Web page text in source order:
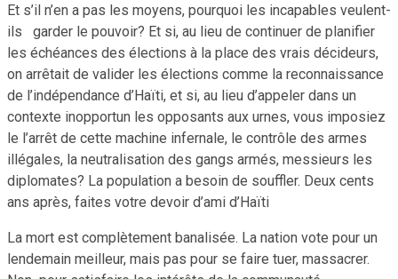
Et s’il n’en a pas les moyens, pourquoi les incapables veulent-
ils garder le pouvoir? Et si, au lieu de continuer de planifier
les échéances des élections à la place des vrais décideurs,
on arrêtait de valider les élections comme la reconnaissance
de l’indépendance d’Haïti, et si, au lieu d’appeler dans un
contexte inopportun les opposants aux urnes, vous imposiez
le l’arrêt de cette machine infernale, le contrôle des armes
illégales, la neutralisation des gangs armés, messieurs les
diplomates? La population a besoin de souffler. Deux cents
ans après, faites votre devoir d’ami d’Haïti
La mort est complètement banalisée. La nation vote pour un
lendemain meilleur, mais pas pour se faire tuer, massacrer.